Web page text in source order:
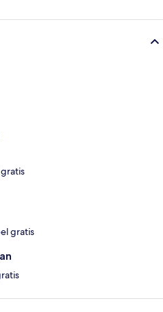
gratis